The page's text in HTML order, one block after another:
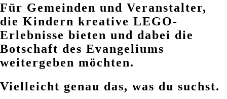
Für Gemeinden und Veranstalter,
die Kindern kreative LEGO-
Erlebnisse bieten und dabei die
Botschaft des Evangeliums
weitergeben möchten.
Vielleicht genau das, was du suchst.